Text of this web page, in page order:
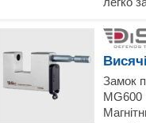
Замок
MG600